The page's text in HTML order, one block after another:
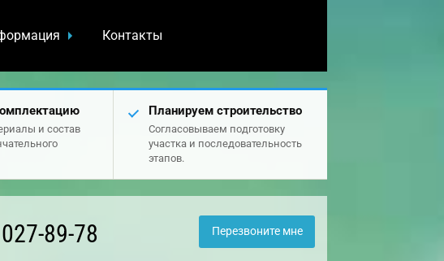
Контакты
и состав
Планируем строительство
Согласовываем подготовку
участка и последовательность
этапов.
89-78 Перезвоните мне